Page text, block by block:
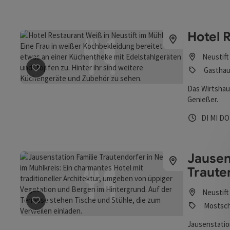
Beitrag merken: Hotel Restaurant Weiß ***S
Hotel
Neustift
Das
Genießer.
DI MI DO
Beitrag merken : Jausenstation Familie Trautendorfer
Neustift